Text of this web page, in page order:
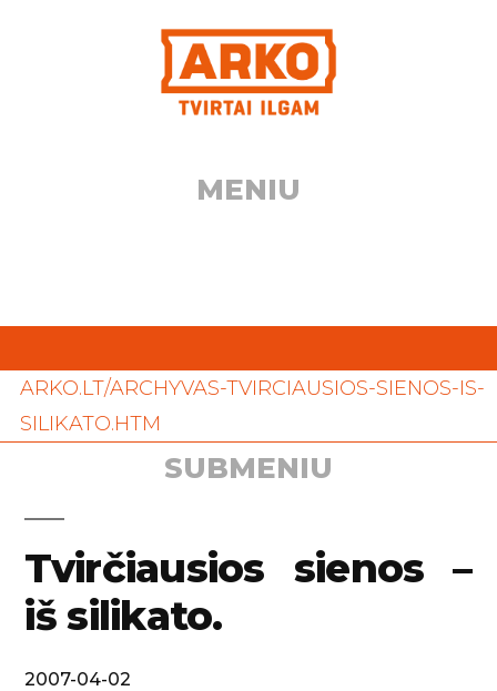
MENIU
ARKO.LT/ARCHYVAS-TVIRCIAUSIOS-SIENOS-IS-
SILIKATO.HTM
SUBMENIU
Tvirčiausios sienos –
iš silikato.
2007-04-02